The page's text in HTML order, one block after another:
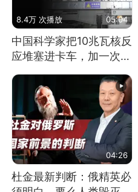
8.4万 次播放 05:04
中国科学家把10兆瓦核反
应堆塞进卡车，加一次燃
料能跑几十年
04:26
杜金最新判断：俄精英必